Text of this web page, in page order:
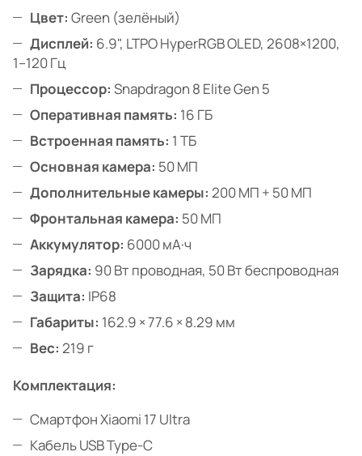
Цвет: Green (зелёный)
Дисплей: 6.9", LTPO HyperRGB OLED, 2608×1200,
1–120 Гц
Процессор: Snapdragon 8 Elite Gen 5
Оперативная память: 16 ГБ
Встроенная память: 1 ТБ
Основная камера: 50 МП
Дополнительные камеры: 200 МП + 50 МП
Фронтальная камера: 50 МП
Аккумулятор: 6000 мА·ч
Зарядка: 90 Вт проводная, 50 Вт беспроводная
Защита: IP68
Габариты: 162.9 × 77.6 × 8.29 мм
Вес: 219 г
Комплектация:
Смартфон Xiaomi 17 Ultra
Кабель USB Type-C